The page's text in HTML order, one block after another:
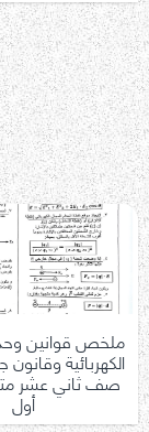
ملخص قوانين
الكهربائية
صف ثاني عشر
أول